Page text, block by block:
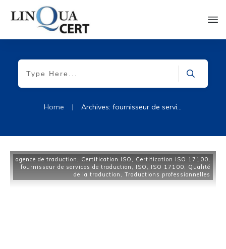
Home | Archives: fournisseur de services de traduction
agence de traduction , Certification ISO , Certification ISO 17100,
fournisseur de services de traduction , ISO , ISO 17100, Qualité
de la traduction , Traductions professionnelles